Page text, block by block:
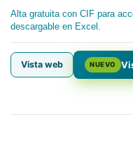
Alta gratuita con CIF para
descargable en Excel.
Vista web NUEVO